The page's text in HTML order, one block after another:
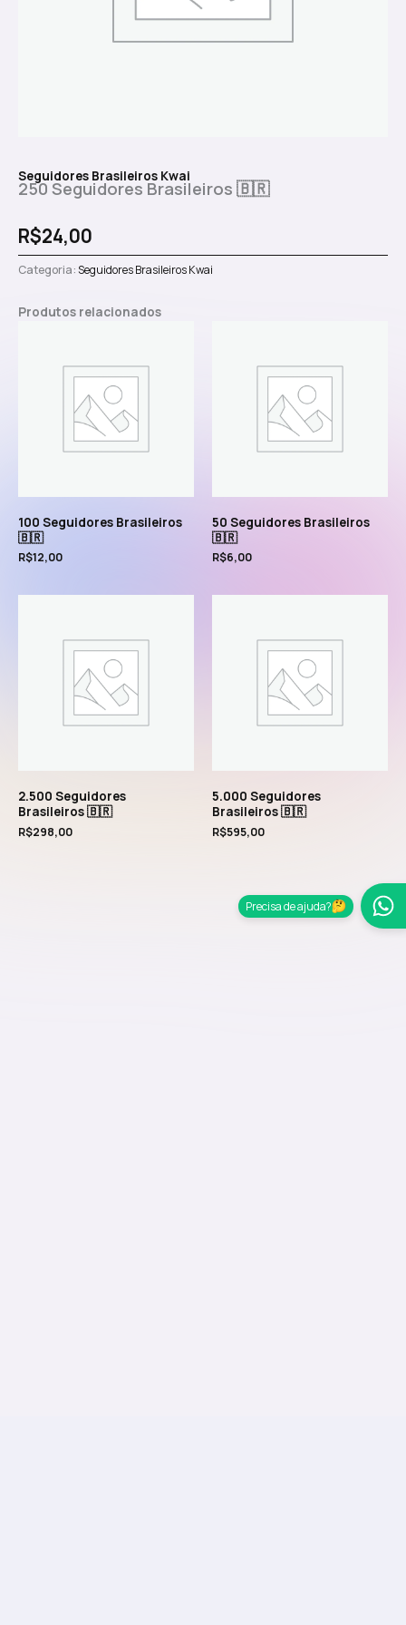
Seguidores Brasileiros Kwai
250 Seguidores Brasileiros 🇧🇷
R$24,00
Categoria:Seguidores Brasileiros Kwai
Produtos relacionados
100 Seguidores Brasileiros
🇧🇷
R$12,00
50 Seguidores Brasileiros
🇧🇷
R$6,00
2.500 Seguidores
Brasileiros 🇧🇷
R$298,00
5.000 Seguidores
Brasileiros 🇧🇷
R$595,00
Precisa de ajuda?